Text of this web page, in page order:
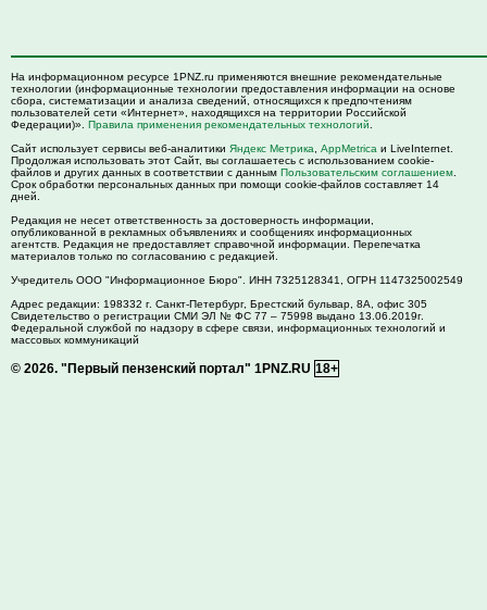
На информационном ресурсе 1PNZ.ru применяются внешние рекомендательные
технологии (информационные технологии предоставления информации на основе
сбора, систематизации и анализа сведений, относящихся к предпочтениям
пользователей сети «Интернет», находящихся на территории Российской
Федерации)». Правила применения рекомендательных технологий
Сайт использует сервисы веб-аналитики Яндекс Метрика AppMetrica и LiveInternet.
Продолжая использовать этот Сайт, вы соглашаетесь с использованием cookie-
файлов и других данных в соответствии с данным Пользовательским соглашением
Срок обработки персональных данных при помощи cookie-файлов составляет 14
дней.
Редакция не несет ответственность за достоверность информации,
опубликованной в рекламных объявлениях и сообщениях информационных
агентств. Редакция не предоставляет справочной информации. Перепечатка
материалов только по согласованию с редакцией.
Учредитель ООО "Информационное Бюро". ИНН 7325128341, ОГРН 1147325002549
Адрес редакции: 198332 г. Санкт-Петербург, Брестский бульвар, 8А, офис 305
Свидетельство о регистрации СМИ ЭЛ № ФС 77 – 75998 выдано 13.06.2019г.
Федеральной службой по надзору в сфере связи, информационных технологий и
массовых коммуникаций
© 2026. "Первый пензенский портал" 1PNZ.RU 18+